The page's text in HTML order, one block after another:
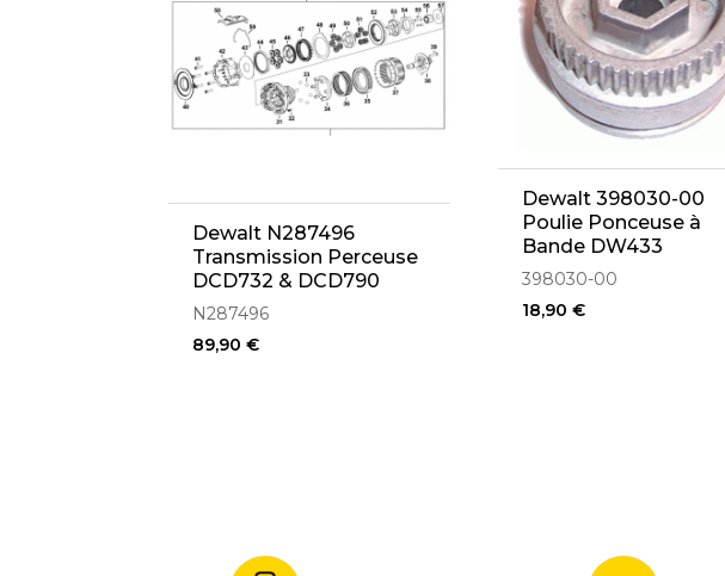
Dewalt N287496
Transmission Perceuse
DCD732 & DCD790
N287496
89,90 €
Dewalt 398030-00
Poulie Ponceuse à
Bande DW433
398030-00
18,90 €